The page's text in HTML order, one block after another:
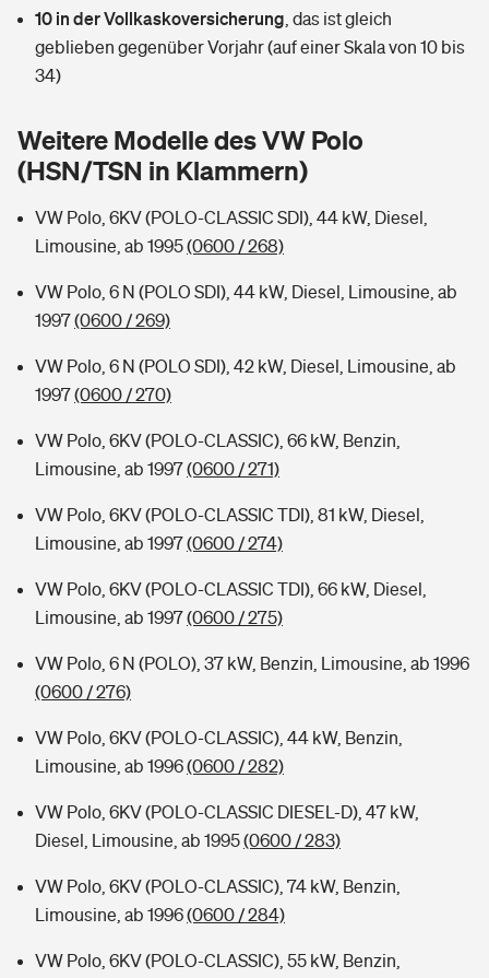
Tools
Wer versichert was: Jetzt Versicherer finden
Sie haben Fragen?
Handyversicherung
Musikinstrumentenversicherung
Zur Übersicht
Kinderunfall-Check: Mehr Sicherheit für deine Kids
Typklassen: So ist Ihr Auto eingestuft
Wer versichert was: Jetzt Versicherer finden
Sie haben Fragen?
Rentenrechner: Wie viel Geld bekomme ich im Alter?
10 in der Vollkaskoversicherung das ist gleich
geblieben gegenüber Vorjahr (auf einer Skala von 10 bis
34)
Weitere Modelle des VW Polo
(HSN/TSN in Klammern)
VW Polo, 6KV (POLO-CLASSIC SDI), 44 kW, Diesel,
Limousine, ab 1995(0600 / 268)
VW Polo, 6 N (POLO SDI), 44 kW, Diesel, Limousine, ab
1997(0600 / 269)
VW Polo, 6 N (POLO SDI), 42 kW, Diesel, Limousine, ab
1997(0600 / 270)
VW Polo, 6KV (POLO-CLASSIC), 66 kW, Benzin,
Limousine, ab 1997(0600 / 271)
VW Polo, 6KV (POLO-CLASSIC TDI), 81 kW, Diesel,
Limousine, ab 1997(0600 / 274)
VW Polo, 6KV (POLO-CLASSIC TDI), 66 kW, Diesel,
Limousine, ab 1997(0600 / 275)
VW Polo, 6 N (POLO), 37 kW, Benzin, Limousine, ab 1996
(0600 / 276)
VW Polo, 6KV (POLO-CLASSIC), 44 kW, Benzin,
Limousine, ab 1996(0600 / 282)
VW Polo, 6KV (POLO-CLASSIC DIESEL-D), 47 kW,
Diesel, Limousine, ab 1995(0600 / 283)
VW Polo, 6KV (POLO-CLASSIC), 74 kW, Benzin,
Limousine, ab 1996(0600 / 284)
VW Polo, 6KV (POLO-CLASSIC), 55 kW, Benzin,